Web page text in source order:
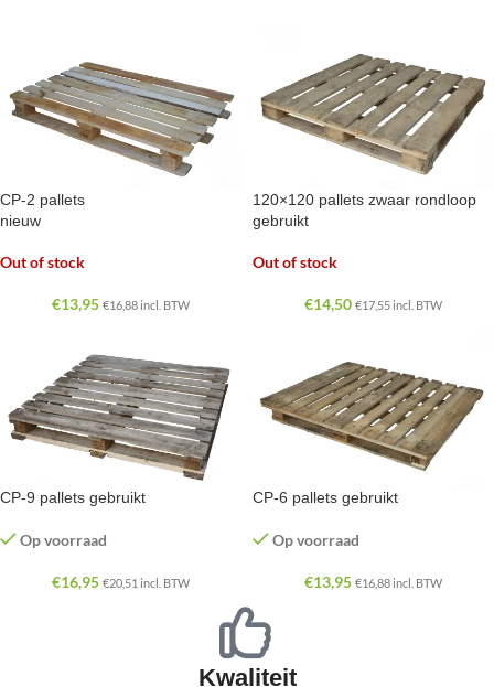
CP-2 pallets
nieuw
Out of stock
€13,95 €16,88 incl. BTW
120×120 pallets zwaar rondloop
gebruikt
Out of stock
€14,50 €17,55 incl. BTW
CP-9 pallets gebruikt
Op voorraad
€16,95 €20,51 incl. BTW
CP-6 pallets gebruikt
Op voorraad
€13,95 €16,88 incl. BTW
Kwaliteit